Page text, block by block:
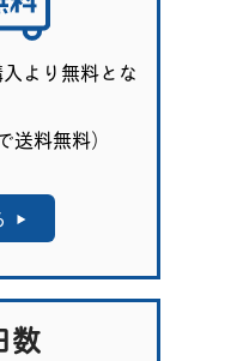
より無料とな
送料無料）
数